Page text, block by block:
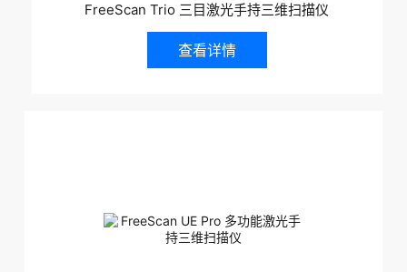
FreeScan Trio 三目激光手持三维扫描仪
查看详情